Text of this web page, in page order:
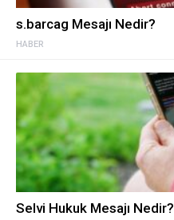
HABER
s.barcag Mesajı Nedir?
Selvi Hukuk Mesajı Nedir?